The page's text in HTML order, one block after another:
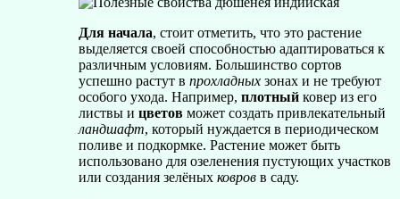
Для начала, стоит отметить, что это растение
выделяется своей способностью адаптироваться к
различным условиям. Большинство сортов
успешно растут в прохладных зонах и не требуют
особого ухода. Например, плотный ковер из его
листвы и цветов может создать привлекательный
ландшафт, который нуждается в периодическом
поливе и подкормке. Растение может быть
использовано для озеленения пустующих участков
или создания зелёных ковров в саду.